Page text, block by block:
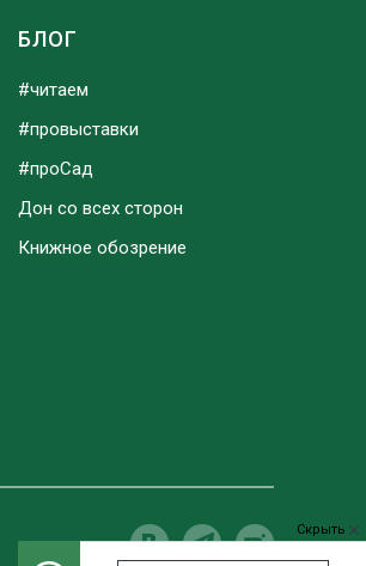
Скрыть
БЛОГ
#читаем
#провыставки
#проСад
Дон со всех сторон
Книжное обозрение